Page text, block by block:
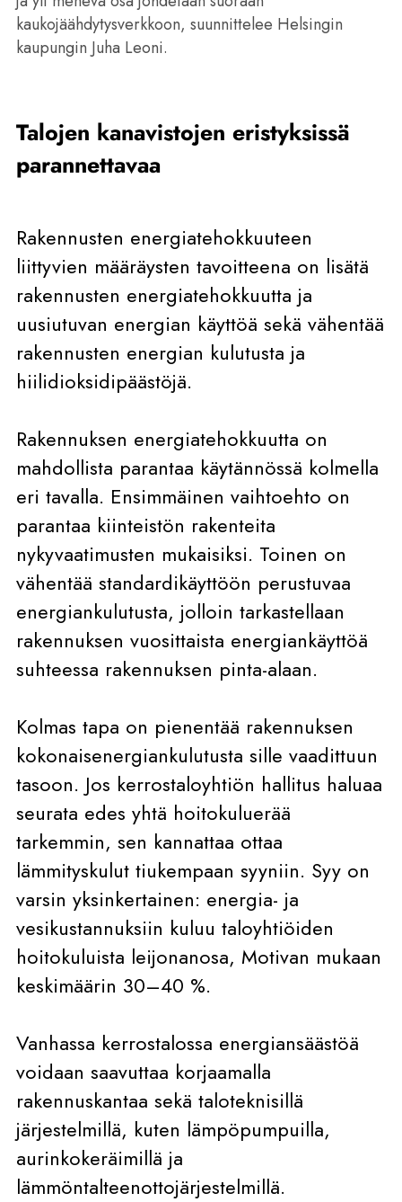
kaukojäähdytysverkkoon, suunnittelee Helsingin
kaupungin Juha Leoni.
Talojen kanavistojen eristyksissä
parannettavaa
Rakennusten energiatehokkuuteen
liittyvien määräysten tavoitteena on lisätä
rakennusten energiatehokkuutta ja
uusiutuvan energian käyttöä sekä vähentää
rakennusten energian kulutusta ja
hiilidioksidipäästöjä.
Rakennuksen energiatehokkuutta on
mahdollista parantaa käytännössä kolmella
eri tavalla. Ensimmäinen vaihtoehto on
parantaa kiinteistön rakenteita
nykyvaatimusten mukaisiksi. Toinen on
vähentää standardikäyttöön perustuvaa
energiankulutusta, jolloin tarkastellaan
rakennuksen vuosittaista energiankäyttöä
suhteessa rakennuksen pinta-alaan.
Kolmas tapa on pienentää rakennuksen
kokonaisenergiankulutusta sille vaadittuun
tasoon. Jos kerrostaloyhtiön hallitus haluaa
seurata edes yhtä hoitokuluerää
tarkemmin, sen kannattaa ottaa
lämmityskulut tiukempaan syyniin. Syy on
varsin yksinkertainen: energia- ja
vesikustannuksiin kuluu taloyhtiöiden
hoitokuluista leijonanosa, Motivan mukaan
keskimäärin 30–40 %.
Vanhassa kerrostalossa energiansäästöä
voidaan saavuttaa korjaamalla
rakennuskantaa sekä taloteknisillä
järjestelmillä, kuten lämpöpumpuilla,
aurinkokeräimillä ja
lämmöntalteenottojärjestelmillä.